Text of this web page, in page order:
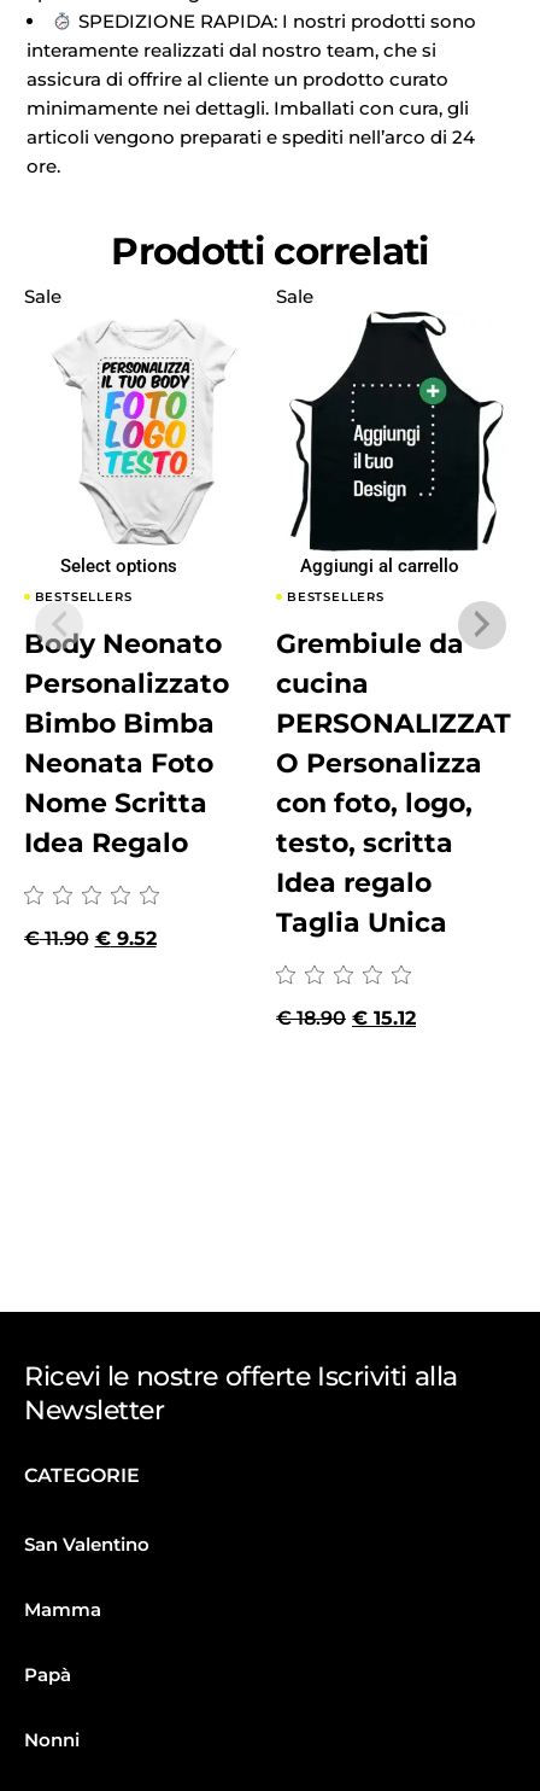
SPEDIZIONE RAPIDA: I nostri prodotti sono
interamente realizzati dal nostro team, che si
assicura di offrire al cliente un prodotto curato
minimamente nei dettagli. Imballati con cura, gli
articoli vengono preparati e spediti nell’arco di 24
ore.
Prodotti correlati
Sale
Select options
BESTSELLERS
Body Neonato
Personalizzato
Bimbo Bimba
Neonata Foto
Nome Scritta
Idea Regalo
€11.90 €9.52
Sale
Aggiungi al carrello
BESTSELLERS
Grembiule da
cucina
PERSONALIZZAT
O Personalizza
con foto, logo,
testo, scritta
Idea regalo
Taglia Unica
€18.90 € 15.12
Ricevi le nostre offerte Iscriviti alla
Newsletter
CATEGORIE
San Valentino
Mamma
Papà
Nonni